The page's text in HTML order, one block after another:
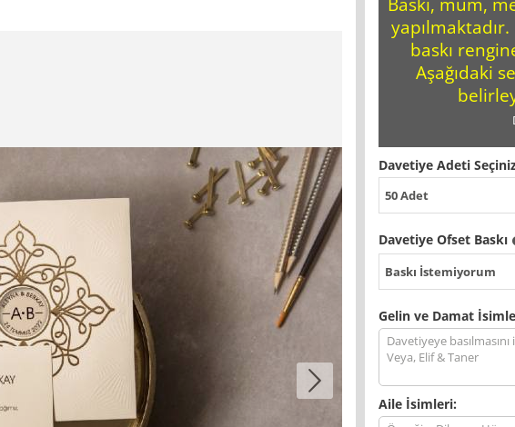
baskı
Aşağıdaki
Davetiye Adeti
50 Adet
Davetiye Ofset Baskı
Baskı İstemiyorum
Gelin ve Damat
Aile İsimleri: